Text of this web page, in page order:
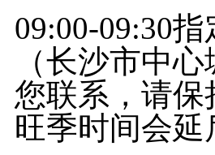
09:00-09:30
（长沙市中
您联系，请
旺季时间会